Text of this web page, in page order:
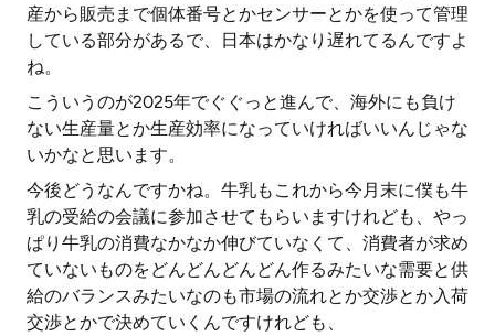
産から販売まで個体番号とかセンサーとかを使って管理
している部分があるで、日本はかなり遅れてるんですよ
ね。
こういうのが2025年でぐぐっと進んで、海外にも負け
ない生産量とか生産効率になっていければいいんじゃな
いかなと思います。
今後どうなんですかね。牛乳もこれから今月末に僕も牛
乳の受給の会議に参加させてもらいますけれども、やっ
ぱり牛乳の消費なかなか伸びていなくて、消費者が求め
ていないものをどんどんどんどん作るみたいな需要と供
給のバランスみたいなのも市場の流れとか交渉とか入荷
交渉とかで決めていくんですけれども、